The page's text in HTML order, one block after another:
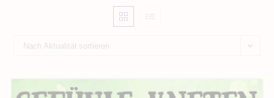
Nach Aktualität sortieren